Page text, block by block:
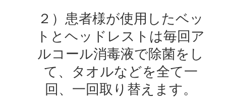
２）患者様が使用したベッ
トとヘッドレストは毎回ア
ルコール消毒液で除菌をし
て、タオルなどを全て一
回、一回取り替えます。